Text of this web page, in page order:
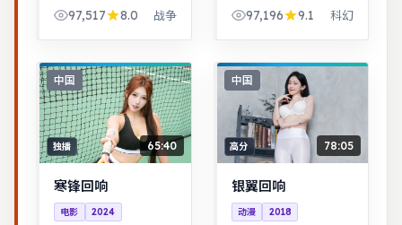
与信念贯穿始终，适
合全家观看。奇幻世
利落，适合系列化追
看。
97,517 8.0 战争
弈，群像刻画细腻，
权谋与情感并重。治
缓，适合放松解压观
看。
97,196 9.1 科幻
中国
独播 65:40
寒锋回响
电影 2024
中国
高分 78:05
银翼回响
动漫 2018